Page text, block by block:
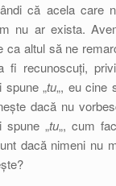
că acela care
nu ar exista.
ca altul să ne
fi recunoscuți,
spune „tu„, eu cine
dacă nu
spune „tu„, cum
dacă nimeni nu